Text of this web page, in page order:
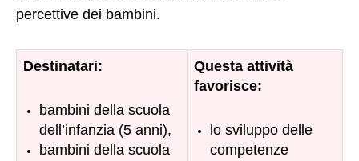
percettive dei bambini.
Destinatari:
bambini della scuola
dell’infanzia (5 anni),
bambini della scuola
Questa attività
favorisce:
lo sviluppo delle
competenze